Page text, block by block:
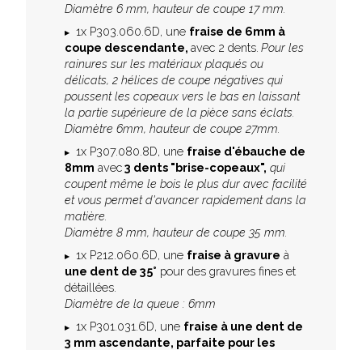
Diamètre 6 mm, hauteur de coupe 17 mm.
1x P303.060.6D, une fraise de 6mm à
coupe descendante, avec 2 dents. Pour les
rainures sur les matériaux plaqués ou
délicats, 2 hélices de coupe négatives qui
poussent les copeaux vers le bas en laissant
la partie supérieure de la pièce sans éclats.
Diamètre 6mm, hauteur de coupe 27mm.
1x P307.080.8D, une fraise d'ébauche de
8mm avec3 dents "brise-copeaux", qui
coupent même le bois le plus dur avec facilité
et vous permet d'avancer rapidement dans la
matière.
Diamètre 8 mm, hauteur de coupe 35 mm.
1x P212.060.6D, une fraise à gravure à
une dent de 35° pour des gravures fines et
détaillées.
Diamètre de la queue : 6mm
1x P301.031.6D, une fraise à une dent de
3 mm ascendante, parfaite pour les